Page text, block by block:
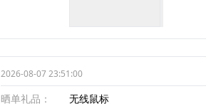
2026-08-07 23:51:00
晒单礼品： 无线鼠标